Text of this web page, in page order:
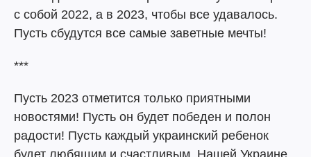
с собой 2022, а в 2023, чтобы все удавалось.
Пусть сбудутся все самые заветные мечты!
***
Пусть 2023 отметится только приятными
новостями! Пусть он будет победен и полон
радости! Пусть каждый украинский ребенок
будет любящим и счастливым. Нашей Украине